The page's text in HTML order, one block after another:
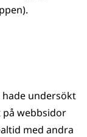
undersökt
på webbsidor
med andra